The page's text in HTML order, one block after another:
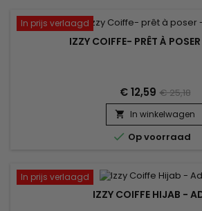
In prijs verlaagd
IZZY COIFFE- PRÊT À
€ 12,59 € 25,18
 In winkelwagen
 Op voorraad
In prijs verlaagd
IZZY COIFFE HIJAB -